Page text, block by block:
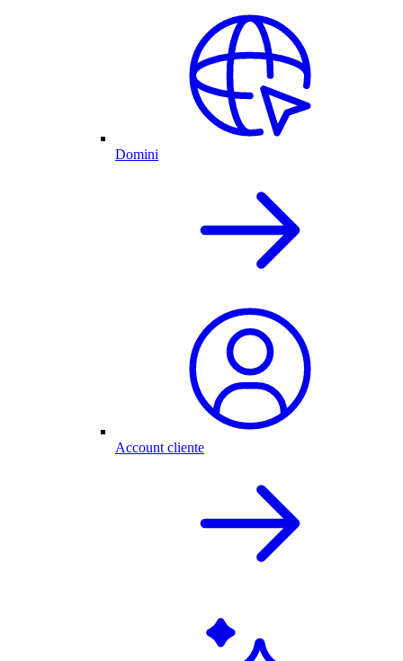
Domini
Account cliente